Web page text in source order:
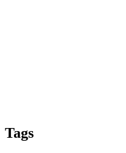
Tags